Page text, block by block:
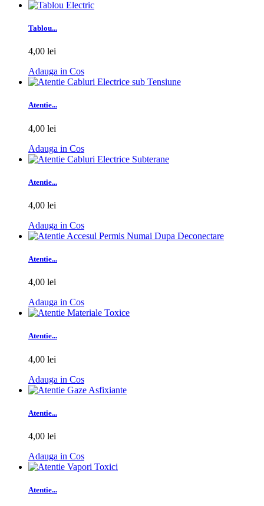
Tablou...
4,00 lei
Adauga in Cos
Atentie...
4,00 lei
Adauga in Cos
Atentie...
4,00 lei
Adauga in Cos
Atentie...
4,00 lei
Adauga in Cos
Atentie...
4,00 lei
Adauga in Cos
Atentie...
4,00 lei
Adauga in Cos
Atentie...